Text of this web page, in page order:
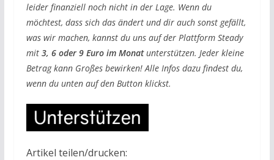
leider finanziell noch nicht in der Lage. Wenn du
möchtest, dass sich das ändert und dir auch sonst gefällt,
was wir machen, kannst du uns auf der Plattform Steady
mit 3, 6 oder 9 Euro im Monatunterstützen. Jeder kleine
Betrag kann Großes bewirken! Alle Infos dazu findest du,
wenn du unten auf den Button klickst.
Artikel teilen/drucken: